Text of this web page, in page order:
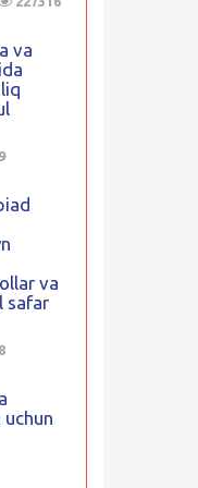
va
va
safar